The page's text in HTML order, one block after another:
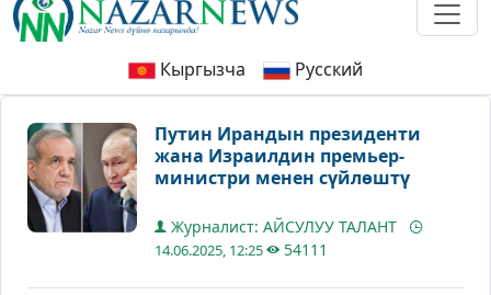
Кыргызча Русский
Путин Ирандын президенти
жана Израилдин премьер-
министри менен сүйлөштү
Журналист: АЙСУЛУУ ТАЛАНТ
14.06.2025, 12:25 54111